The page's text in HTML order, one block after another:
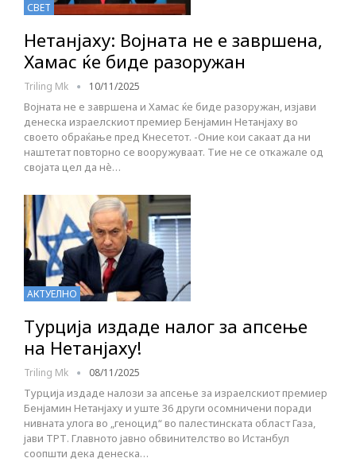
СВЕТ
Нетанјаху: Војната не е завршена,
Хамас ќе биде разоружан
Triling Mk 10/11/2025
Војната не е завршена и Хамас ќе биде разоружан, изјави
денеска израелскиот премиер Бенјамин Нетанјаху во
своето обраќање пред Кнесетот. -Оние кои сакаат да ни
наштетат повторно се вооружуваат. Тие не се откажале од
својата цел да нè…
АКТУЕЛНО
Турција издаде налог за апсење
на Нетанјаху!
Triling Mk 08/11/2025
Турција издаде налози за апсење за израелскиот премиер
Бенјамин Нетанјаху и уште 36 други осомничени поради
нивната улога во „геноцид“ во палестинската област Газа,
јави ТРТ. Главното јавно обвинителство во Истанбул
соопшти дека денеска…